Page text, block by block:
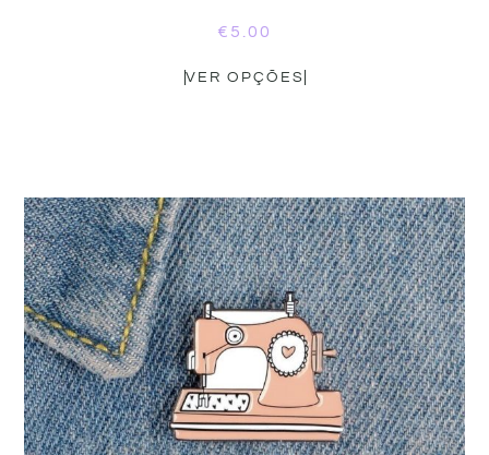
€ 5.00
VER OPÇÕES